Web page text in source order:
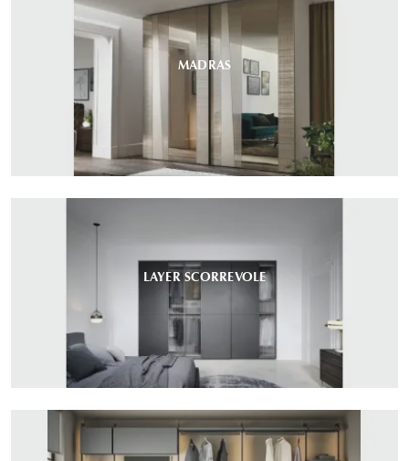
MADRAS
LAYER SCORREVOLE